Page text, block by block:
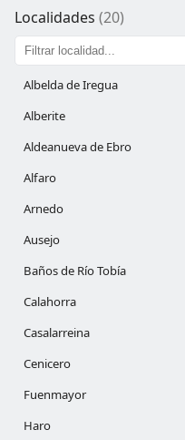
Localidades (20)
Albelda de Iregua
Alberite
Aldeanueva de Ebro
Alfaro
Arnedo
Ausejo
Baños de Río Tobía
Calahorra
Casalarreina
Cenicero
Fuenmayor
Haro